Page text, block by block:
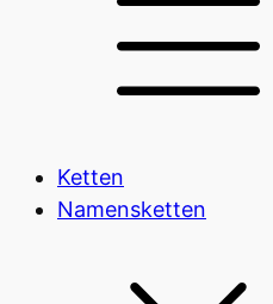
Ketten
Namensketten